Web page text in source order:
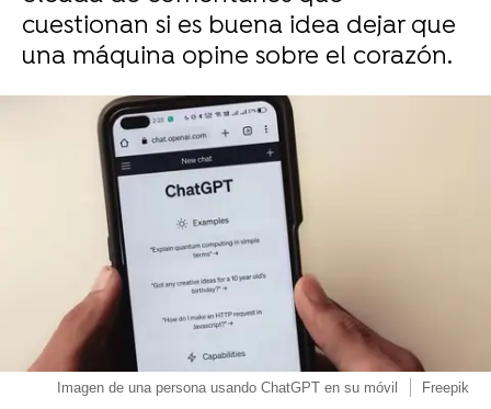
cuestionan si es buena idea dejar que
una máquina opine sobre el corazón.
Imagen de una persona usando ChatGPT en su móvil Freepik